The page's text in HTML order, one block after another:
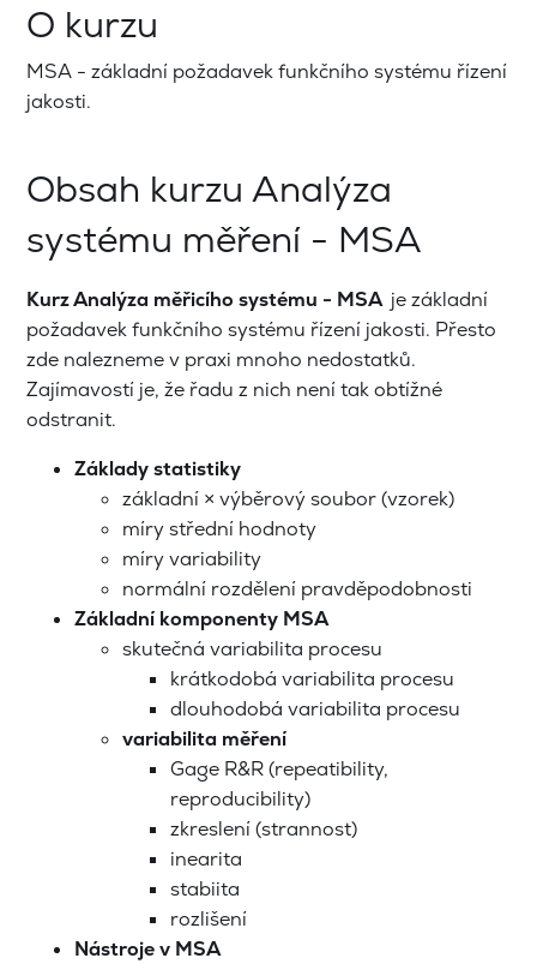
O kurzu
MSA - základní požadavek funkčního systému řízení
jakosti.
Obsah kurzu Analýza
systému měření - MSA
Kurz Analýza měřicího systému - MSA je základní
požadavek funkčního systému řízení jakosti. Přesto
zde nalezneme v praxi mnoho nedostatků.
Zajímavostí je, že řadu z nich není tak obtížné
odstranit.
Základy statistiky
základní × výběrový soubor (vzorek)
míry střední hodnoty
míry variability
normální rozdělení pravděpodobnosti
Základní komponenty MSA
skutečná variabilita procesu
krátkodobá variabilita procesu
dlouhodobá variabilita procesu
variabilita měření
Gage R&R (repeatibility,
reproducibility)
zkreslení (strannost)
inearita
stabiita
rozlišení
Nástroje v MSA